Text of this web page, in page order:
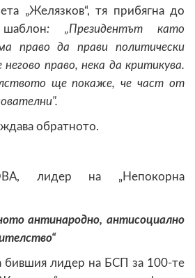
„Желязков“, тя прибягна до
шаблон: „Президентът като
право да прави политически
негово право, нека да критикува.
ще покаже, че част от
обратното.
лидер на „Непокорна
антинародно, антисоциално
бившия лидер на БСП за 100-те